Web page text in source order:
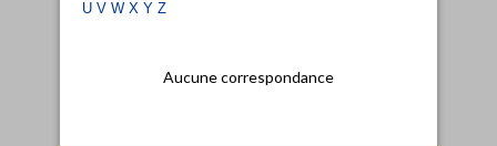
uvwx yz
Aucune correspondance